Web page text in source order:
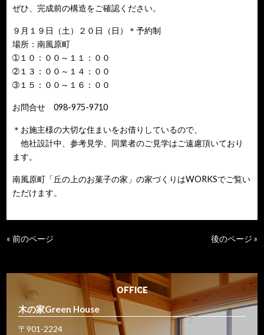
ぜひ、完成前の構造をご確認ください。
９月１９日（土）２０日（日）＊予約制
場所：南風原町
➀１０：００～１１：００
➁１３：００～１４：００
➂１５：００～１６：００
お問合せ 098-975-9710
＊お施主様の大切な住まいをお借りしているので、
他社設計中、参考見学、同業者のご見学はご遠慮頂いており
ます。
南風原町「丘の上のお菓子の家」の家づくりはWORKSでご覧い
ただけます。
« 前のページ 後のページ »
OFFICE
木の家Green House
〒901-2224